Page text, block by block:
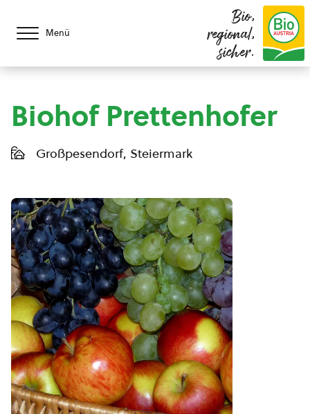
Menü
Bio,
regional,
sicher.
Biohof Prettenhofer
Großpesendorf, Steiermark